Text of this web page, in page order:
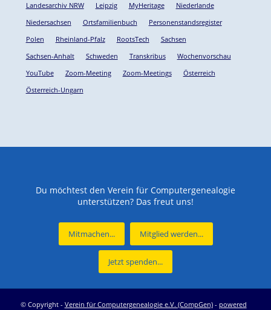
Landesarchiv NRW
Leipzig MyHeritage
Niederlande
Niedersachsen
Ortsfamilienbuch
Personenstandsregister
Polen
Rheinland-Pfalz RootsTech
Sachsen
Sachsen-Anhalt
Schweden Transkribus
Wochenvorschau
YouTube
Zoom-Meeting Zoom-Meetings
Österreich
Österreich-Ungarn
Du möchtest den Verein für Computergenealogie
unterstützen? Das freut uns!
Mitmachen... Mitglied werden...
Jetzt spenden...
© Copyright - Verein für Computergenealogie e.V. (CompGen)- powered